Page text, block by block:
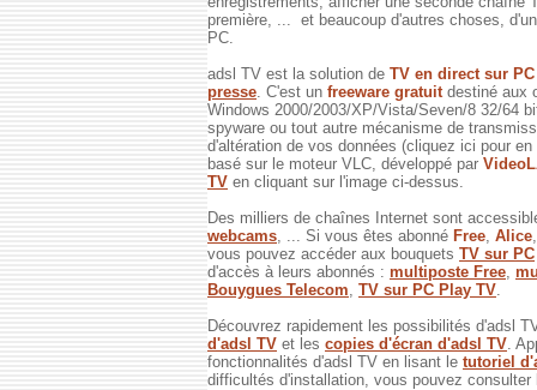
première, ... et beaucoup d'autres choses,
PC.
adsl TV est la solution de TV en direct sur
presse . C'est un freeware gratuit destiné aux
Windows 2000/2003/XP/Vista/Seven/8 32/64
spyware ou tout autre mécanisme de
d'altération de vos données (cliquez ici pour
basé sur le moteur VLC, développé par
TV en cliquant sur l'image ci-dessus.
Des milliers de chaînes Internet sont
webcams , ... Si vous êtes abonné Free Alice
vous pouvez accéder aux bouquets TV sur PC
d'accès à leurs abonnés : multiposte Free
Bouygues Telecom TV sur PC Play TV
Découvrez rapidement les possibilités d'adsl
d'adsl TV et les copies d'écran d'adsl TV .
fonctionnalités d'adsl TV en lisant le tutoriel
difficultés d'installation, vous pouvez